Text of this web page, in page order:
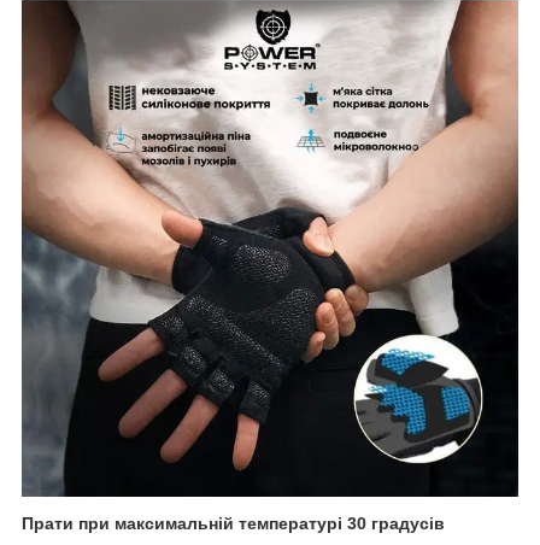
Прати при максимальній температурі 30 градусів